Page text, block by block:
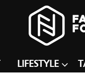
LIFESTYLE